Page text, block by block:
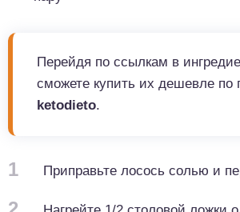
Перейдя по ссылкам в
сможете купить их дешевле по
ketodieto.
1 Приправьте лосось солью и